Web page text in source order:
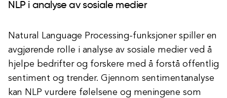
NLP i analyse av sosiale medier
Natural Language Processing-funksjoner spiller en
avgjørende rolle i analyse av sosiale medier ved å
hjelpe bedrifter og forskere med å forstå offentlig
sentiment og trender. Gjennom sentimentanalyse
kan NLP vurdere følelsene og meningene som